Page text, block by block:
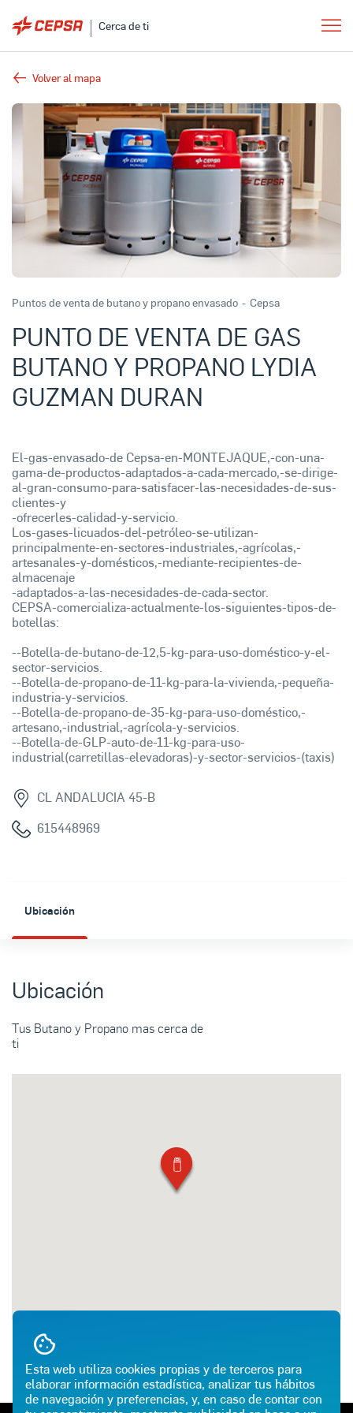
Esta web utiliza cookies propias y de terceros para
elaborar información estadística, analizar tus hábitos
de navegación y preferencias, y, en caso de contar con
Cerca de ti
Volver al mapa
Puntos de venta de butano y propano envasado - Cepsa
PUNTO DE VENTA DE GAS
BUTANO Y PROPANO LYDIA
GUZMAN DURAN
El-gas-envasado-de Cepsa-en-MONTEJAQUE,-con-una-
gama-de-productos-adaptados-a-cada-mercado,-se-dirige-
al-gran-consumo-para-satisfacer-las-necesidades-de-sus-
clientes-y
-ofrecerles-calidad-y-servicio.
Los-gases-licuados-del-petróleo-se-utilizan-
principalmente-en-sectores-industriales,-agrícolas,-
artesanales-y-domésticos,-mediante-recipientes-de-
almacenaje
-adaptados-a-las-necesidades-de-cada-sector.
CEPSA-comercializa-actualmente-los-siguientes-tipos-de-
botellas:
--Botella-de-butano-de-12,5-kg-para-uso-doméstico-y-el-
sector-servicios.
--Botella-de-propano-de-11-kg-para-la-vivienda,-pequeña-
industria-y-servicios.
--Botella-de-propano-de-35-kg-para-uso-doméstico,-
artesano,-industrial,-agrícola-y-servicios.
--Botella-de-GLP-auto-de-11-kg-para-uso-
industrial(carretillas-elevadoras)-y-sector-servicios-(taxis)
CL ANDALUCIA 45-B
615448969
Ubicación
Ubicación
Tus Butano y Propano mas cerca de
ti